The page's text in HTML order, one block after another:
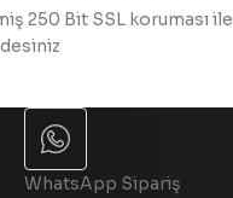
250 Bit SSL koruması ile
WhatsApp Sipariş